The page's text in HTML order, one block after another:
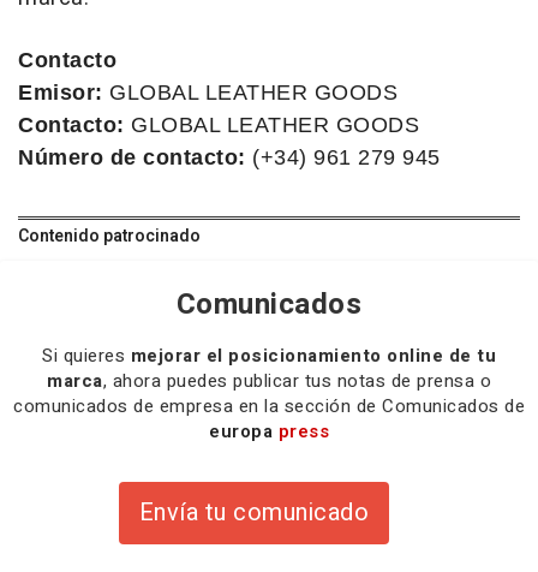
Contacto
Emisor: GLOBAL LEATHER GOODS
Contacto: GLOBAL LEATHER GOODS
Número de contacto: (+34) 961 279 945
Contenido patrocinado
Comunicados
Si quieres mejorar el posicionamiento online de tu
marca, ahora puedes publicar tus notas de prensa o
comunicados de empresa en la sección de Comunicados de
europa press
Envía tu comunicado